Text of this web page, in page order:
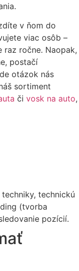
v ňom do
viac osôb –
raz ročne. Naopak,
postačí
otázok nás
sortiment
či vosk na auto,
technickú
(tvorba
pozícií.